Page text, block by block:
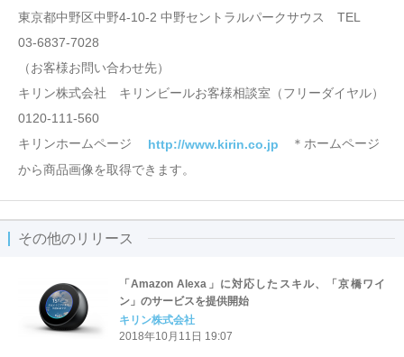
東京都中野区中野4-10-2 中野セントラルパークサウス TEL
03-6837-7028
（お客様お問い合わせ先）
キリン株式会社 キリンビールお客様相談室（フリーダイヤル）
0120-111-560
キリンホームページ http://www.kirin.co.jp ＊ホームページ
から商品画像を取得できます。
その他のリリース
「Amazon Alexa」に対応したスキル、「京橋ワイ
ン」のサービスを提供開始
キリン株式会社
2018年10月11日 19:07